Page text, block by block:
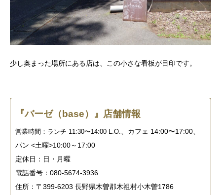
少し奥まった場所にある店は、この小さな看板が目印です。
『バーゼ（base）』店舗情報
営業時間：ランチ 11:30〜14:00 L.O.
、カフェ 14:00〜17:00、
パン <土曜>10:00～17:00
定休日：日・月曜
電話番号：080-5674-3936
住所：〒399-6203 長野県木曽郡木祖村小木曽1786